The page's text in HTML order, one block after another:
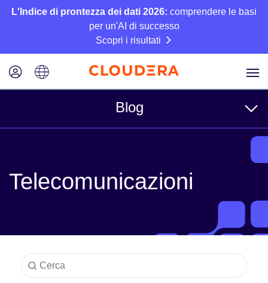
L'Indice di prontezza dei dati 2026: comprendere le basi
per un'AI di successo
Scopri i risultati
Blog
Azienda
Telecomunicazioni